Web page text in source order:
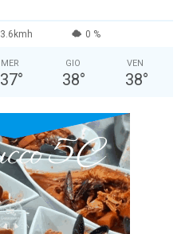
3.6kmh 0 %
MER
37°
GIO
38°
VEN
38°